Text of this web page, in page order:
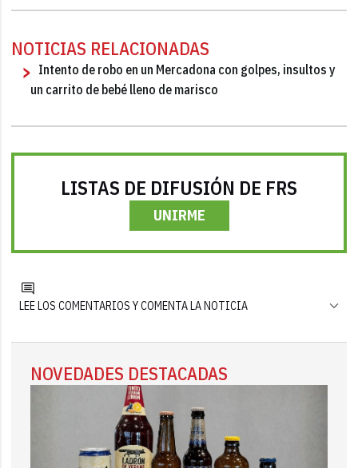
NOTICIAS RELACIONADAS
Intento de robo en un Mercadona con golpes, insultos y
un carrito de bebé lleno de marisco
LISTAS DE DIFUSIÓN DE FRS
UNIRME
LEE LOS COMENTARIOS Y COMENTA LA NOTICIA
NOVEDADES DESTACADAS